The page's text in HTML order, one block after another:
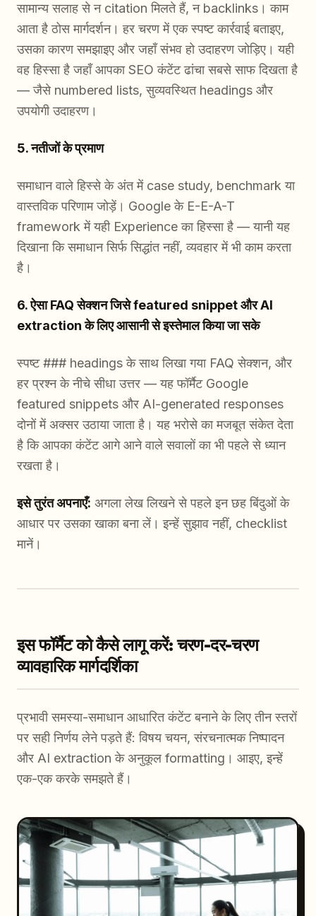
सामान्य सलाह से न citation मिलते हैं, न backlinks। काम
आता है ठोस मार्गदर्शन। हर चरण में एक स्पष्ट कार्रवाई बताइए,
उसका कारण समझाइए और जहाँ संभव हो उदाहरण जोड़िए। यही
वह हिस्सा है जहाँ आपका SEO कंटेंट ढांचा सबसे साफ दिखता है
— जैसे numbered lists, सुव्यवस्थित headings और
उपयोगी उदाहरण।
5. नतीजों के प्रमाण
समाधान वाले हिस्से के अंत में case study, benchmark या
वास्तविक परिणाम जोड़ें। Google के E-E-A-T
framework में यही Experience का हिस्सा है — यानी यह
दिखाना कि समाधान सिर्फ सिद्धांत नहीं, व्यवहार में भी काम करता
है।
6. ऐसा FAQ सेक्शन जिसे featured snippet और AI
extraction के लिए आसानी से इस्तेमाल किया जा सके
स्पष्ट ### headings के साथ लिखा गया FAQ सेक्शन, और
हर प्रश्न के नीचे सीधा उत्तर — यह फॉर्मैट Google
featured snippets और AI-generated responses
दोनों में अक्सर उठाया जाता है। यह भरोसे का मजबूत संकेत देता
है कि आपका कंटेंट आगे आने वाले सवालों का भी पहले से ध्यान
रखता है।
इसे तुरंत अपनाएँ: अगला लेख लिखने से पहले इन छह बिंदुओं के
आधार पर उसका खाका बना लें। इन्हें सुझाव नहीं, checklist
मानें।
इस फॉर्मैट को कैसे लागू करें: चरण-दर-चरण
व्यावहारिक मार्गदर्शिका
प्रभावी समस्या-समाधान आधारित कंटेंट बनाने के लिए तीन स्तरों
पर सही निर्णय लेने पड़ते हैं: विषय चयन, संरचनात्मक निष्पादन
और AI extraction के अनुकूल formatting। आइए, इन्हें
एक-एक करके समझते हैं।